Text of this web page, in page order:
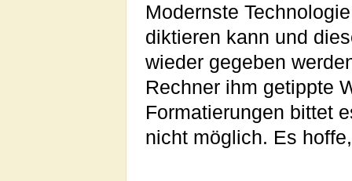
Modernste
diktieren kann und
wieder gegeben
Rechner ihm getippte
Formatierungen bittet
nicht möglich. Es